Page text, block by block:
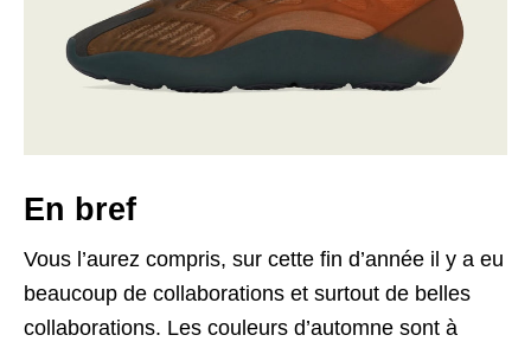
En bref
Vous l’aurez compris, sur cette fin d’année il y a eu
beaucoup de collaborations et surtout de belles
collaborations. Les couleurs d’automne sont à